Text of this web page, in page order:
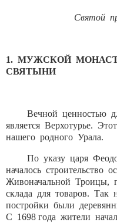
Святой
1. МУЖСКОЙ
СВЯТЫНИ
Вечной ценностью
является Верхотурье.
нашего родного Урала.
По указу царя
началось строительство
Живоначальной Троицы,
склада для товаров. Так
постройки были
С 1698 года жители